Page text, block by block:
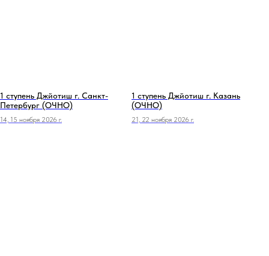
1 ступень Джйотиш г. Санкт-
Петербург (ОЧНО)
14, 15 ноября 2026 г.
1 ступень Джйотиш г. Казань
(ОЧНО)
21, 22 ноября 2026 г.